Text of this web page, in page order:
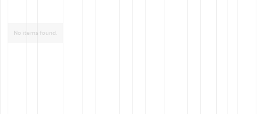
No items found.